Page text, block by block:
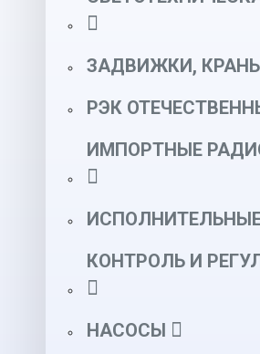
ЗАДВИЖКИ,
РЭК
ИМПОРТНЫЕ
КОНТРОЛЬ И
НАСОСЫ